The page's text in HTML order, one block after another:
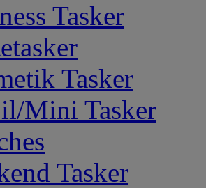
Tasker
Tasker
Mini Tasker
Tasker